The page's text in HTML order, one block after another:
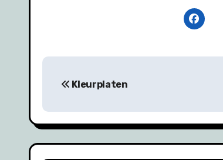
navigatie
Kleurplaten